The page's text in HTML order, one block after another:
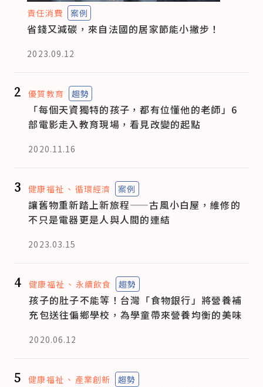
責任消費 案例
省錢又減碳，來自法國的居家節能小撇步！
2023.09.12
2 優質教育 趨勢
「每個天資獨特的孩子，都有位懂他的老師」6
部電影走入教育現場，看見改變的起點
2020.11.16
3 健康福祉 循環經濟 案例
讓舊物重新踏上新旅程——古風小白屋，維修的
不只是電器更是人與人間的連結
2023.03.15
4 健康福祉 永續飲食 趨勢
孩子的肚子不能等！台灣「食物銀行」將營養補
充包送往偏鄉學校，為學童帶來營養均衡的美味
2020.06.12
5 健康福祉 產業創新 趨勢